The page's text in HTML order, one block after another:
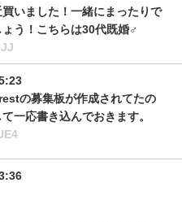
いました！一緒にまったりで
う！こちらは30代既婚♂
の募集板が作成されてたの
一応書き込んでおきます。